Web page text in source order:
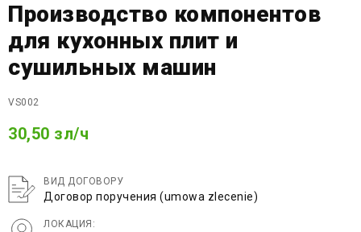
Производство компонентов
для кухонных плит и
сушильных машин
VS002
30,50 зл/ч
ВИД ДОГОВОРУ
Договор поручения (umowa zlecenie)
ЛОКАЦИЯ: